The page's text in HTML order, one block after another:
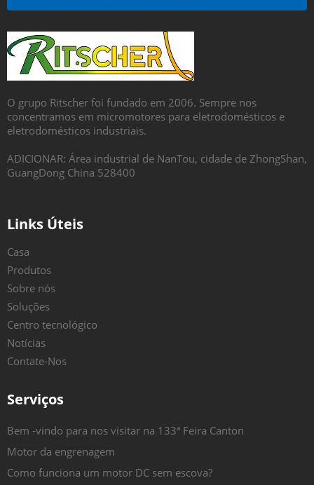
O grupo Ritscher foi fundado em 2006. Sempre nos
concentramos em micromotores para eletrodomésticos e
eletrodomésticos industriais.
ADICIONAR: Área industrial de NanTou, cidade de ZhongShan,
GuangDong China 528400
Links Úteis
Casa
Produtos
Sobre nós
Soluções
Centro tecnológico
Notícias
Contate-Nos
Serviços
Bem -vindo para nos visitar na 133ª Feira Canton
Motor da engrenagem
Como funciona um motor DC sem escova?